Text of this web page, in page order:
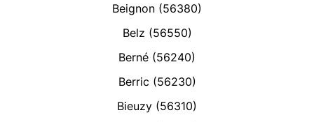
Beignon (56380)
Belz (56550)
Berné (56240)
Berric (56230)
Bieuzy (56310)